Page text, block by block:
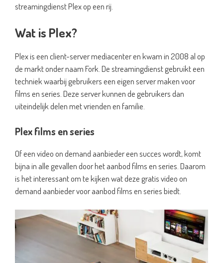
streamingdienst Plex op een rij.
Wat is Plex?
Plex is een client-server mediacenter en kwam in 2008 al op
de markt onder naam Fork. De streamingdienst gebruikt een
techniek waarbij gebruikers een eigen server maken voor
films en series. Deze server kunnen de gebruikers dan
uiteindelijk delen met vrienden en familie.
Plex films en series
Of een video on demand aanbieder een succes wordt, komt
bijna in alle gevallen door het aanbod films en series. Daarom
is het interessant om te kijken wat deze gratis video on
demand aanbieder voor aanbod films en series biedt.